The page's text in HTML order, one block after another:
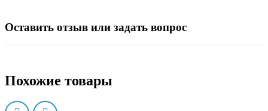
Оставить отзыв или задать вопрос
Похожие товары